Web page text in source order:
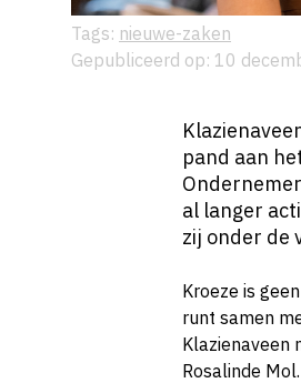
Tags: nieuwe-zaken
Gepubliceerd op: 10
pand aan
al langer
zij onder de
Kroeze is
runt samen
Klazienaveen
Rosalinde